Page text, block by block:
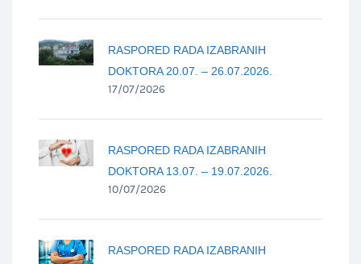
RASPORED RADA IZABRANIH
DOKTORA 20.07. – 26.07.2026.
17/07/2026
RASPORED RADA IZABRANIH
DOKTORA 13.07. – 19.07.2026.
10/07/2026
RASPORED RADA IZABRANIH